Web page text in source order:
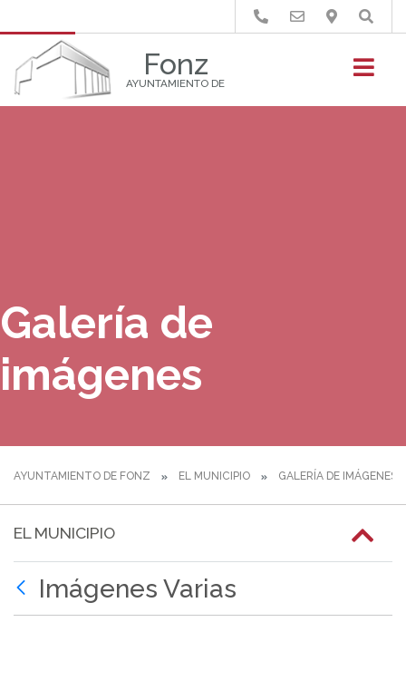
Fonz
AYUNTAMIENTO DE
Buscar
Galería de
imágenes
AYUNTAMIENTO DE FONZ EL MUNICIPIO GALERÍA DE IMÁGENES
EL MUNICIPIO
Imágenes Varias